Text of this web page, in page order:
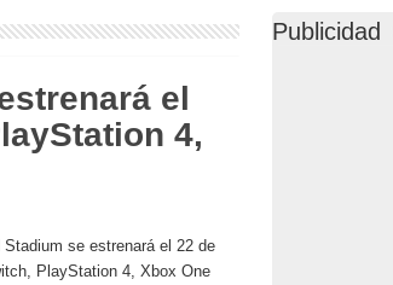
el
4,
se estrenará el 22 de
PlayStation 4, Xbox One
Publicidad